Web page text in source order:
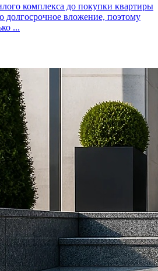
комплекса до покупки квартиры
вложение, поэтому
...